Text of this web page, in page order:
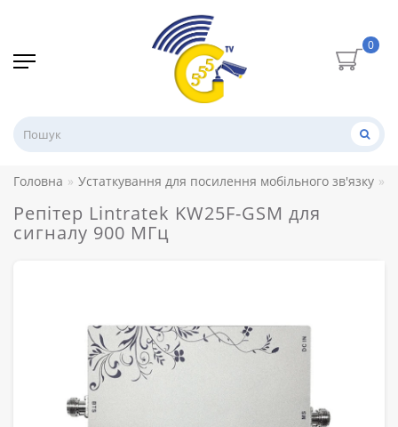
0
Головна Устаткування для посилення мобільного зв'язку
Репітер Lintratek KW25F-GSM для
сигналу 900 МГц